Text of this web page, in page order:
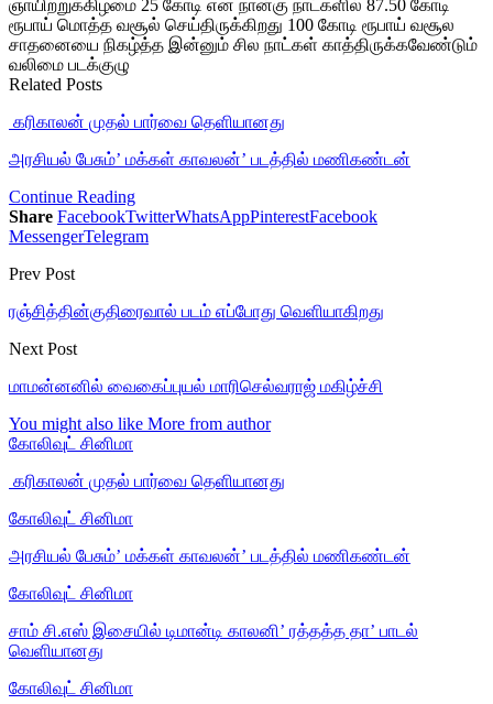
ஞாயிற்றுக்கிழமை 25 கோடி என நான்கு நாட்களில் 87.50 கோடி
ரூபாய் மொத்த வசூல் செய்திருக்கிறது 100 கோடி ரூபாய் வசூல
சாதனையை நிகழ்த்த இன்னும் சில நாட்கள் காத்திருக்கவேண்டும்
வலிமை படக்குழு
Related Posts
‎ கரிகாலன் முதல் பார்வை தெளியானது
அரசியல் பேசும்’ மக்கள் காவலன்’ படத்தில் மணிகண்டன்
Continue Reading
Share FacebookTwitterWhatsAppPinterestFacebook
MessengerTelegram
Prev Post
ரஞ்சித்தின்குதிரைவால் படம் எப்போது வெளியாகிறது
Next Post
மாமன்னனில் வைகைப்புயல் மாரிசெல்வராஜ் மகிழ்ச்சி
You might also like More from author
கோலிவுட் சினிமா
‎ கரிகாலன் முதல் பார்வை தெளியானது
கோலிவுட் சினிமா
அரசியல் பேசும்’ மக்கள் காவலன்’ படத்தில் மணிகண்டன்
கோலிவுட் சினிமா
சாம் சி.எஸ் இசையில் டிமான்டி காலனி’ ரத்தத்த தா’ பாடல்
வெளியானது
கோலிவுட் சினிமா